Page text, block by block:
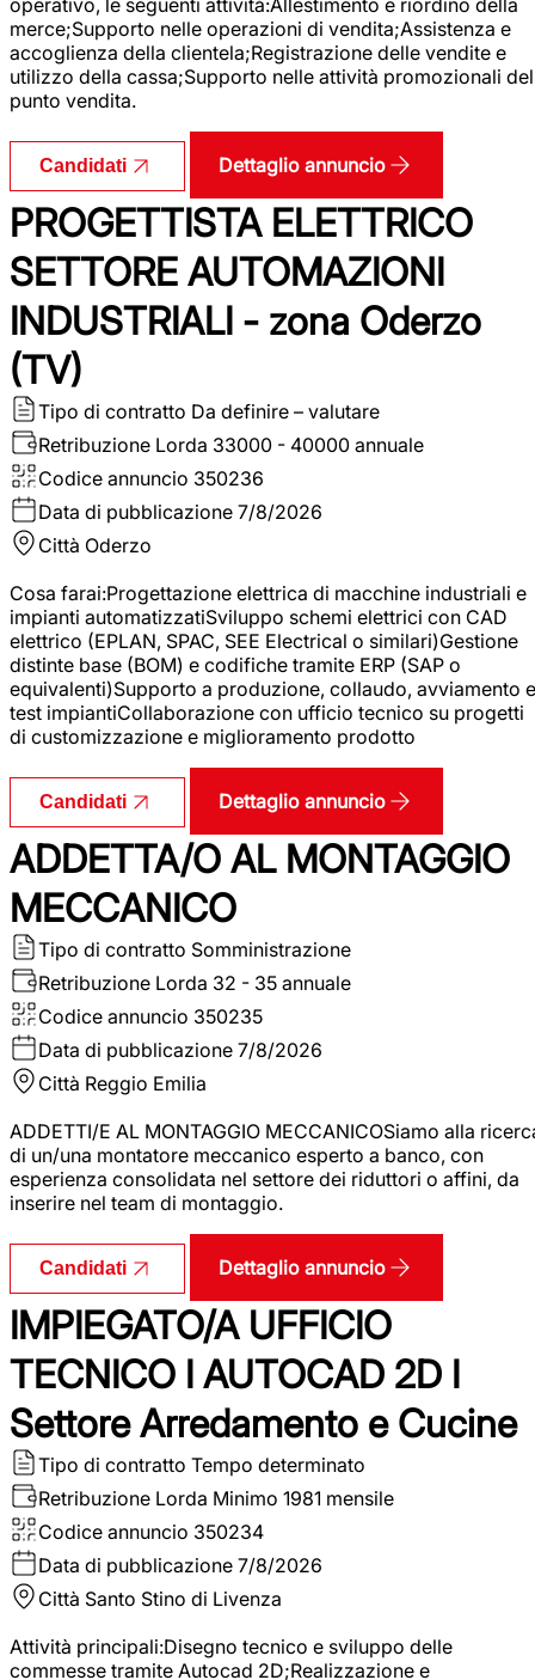
merce;Supporto nelle operazioni di vendita;Assistenza e
accoglienza della clientela;Registrazione delle vendite e
utilizzo della cassa;Supporto nelle attività promozionali del
punto vendita.
Candidati Dettaglio annuncio
PROGETTISTA ELETTRICO
SETTORE AUTOMAZIONI
INDUSTRIALI - zona Oderzo
(TV)
Tipo di contratto Da definire – valutare
Retribuzione Lorda 33000 - 40000 annuale
Codice annuncio 350236
Data di pubblicazione 7/8/2026
Città Oderzo
Cosa farai:Progettazione elettrica di macchine industriali e
impianti automatizzatiSviluppo schemi elettrici con CAD
elettrico (EPLAN, SPAC, SEE Electrical o similari)Gestione
distinte base (BOM) e codifiche tramite ERP (SAP o
equivalenti)Supporto a produzione, collaudo, avviamento e
test impiantiCollaborazione con ufficio tecnico su progetti
di customizzazione e miglioramento prodotto
Candidati Dettaglio annuncio
ADDETTA/O AL MONTAGGIO
MECCANICO
Tipo di contratto Somministrazione
Retribuzione Lorda 32 - 35 annuale
Codice annuncio 350235
Data di pubblicazione 7/8/2026
Città Reggio Emilia
ADDETTI/E AL MONTAGGIO MECCANICOSiamo alla
di un/una montatore meccanico esperto a banco, con
esperienza consolidata nel settore dei riduttori o affini, da
inserire nel team di montaggio.
Candidati Dettaglio annuncio
IMPIEGATO/A UFFICIO
TECNICO I AUTOCAD 2D I
Settore Arredamento e Cucine
Tipo di contratto Tempo determinato
Retribuzione Lorda Minimo 1981 mensile
Codice annuncio 350234
Data di pubblicazione 7/8/2026
Città Santo Stino di Livenza
Attività principali:Disegno tecnico e sviluppo delle
commesse tramite Autocad 2D;Realizzazione e